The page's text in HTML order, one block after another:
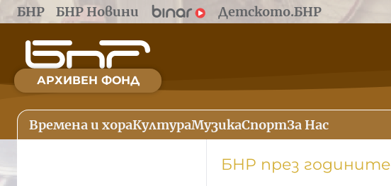
БНР БНР Новини Детското.БНР
АРХИВЕН ФОНД
Времена и хораКултураМузикаСпортЗа Нас
БНР през годините